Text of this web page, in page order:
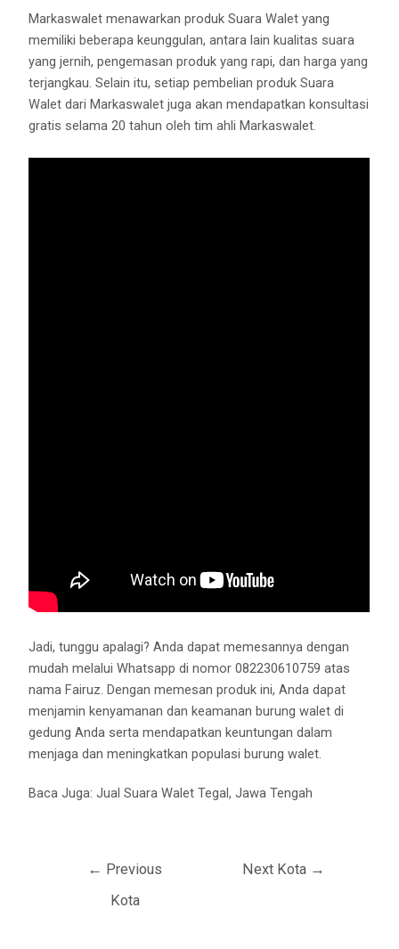
Markaswalet menawarkan produk Suara Walet yang
memiliki beberapa keunggulan, antara lain kualitas suara
yang jernih, pengemasan produk yang rapi, dan harga yang
terjangkau. Selain itu, setiap pembelian produk Suara
Walet dari Markaswalet juga akan mendapatkan konsultasi
gratis selama 20 tahun oleh tim ahli Markaswalet.
Jadi, tunggu apalagi? Anda dapat memesannya dengan
mudah melalui Whatsapp di nomor 082230610759 atas
nama Fairuz. Dengan memesan produk ini, Anda dapat
menjamin kenyamanan dan keamanan burung walet di
gedung Anda serta mendapatkan keuntungan dalam
menjaga dan meningkatkan populasi burung walet.
Baca Juga:Jual Suara Walet Tegal, Jawa Tengah
← Previous
Kota
Next Kota →